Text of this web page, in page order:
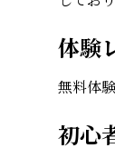
体験
無料体
初心